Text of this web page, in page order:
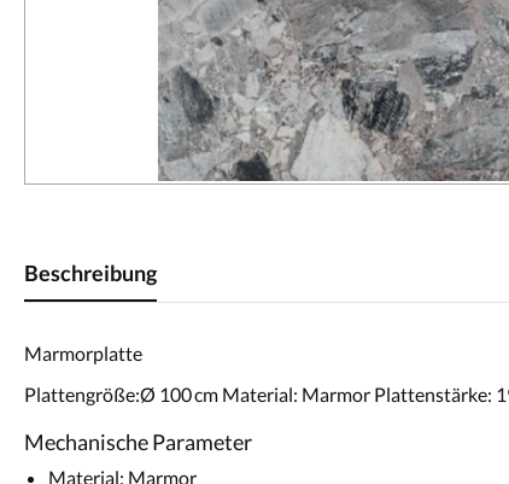
Beschreibung
Marmorplatte
Plattengröße:Ø 100 cm Material: Marmor Plattenstärke:
Mechanische Parameter
Material: Marmor